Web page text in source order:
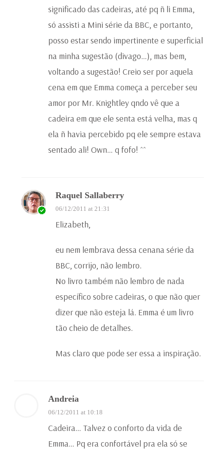
significado das cadeiras, até pq ñ li Emma,
só assisti a Mini série da BBC, e portanto,
posso estar sendo impertinente e superficial
na minha sugestão (divago…), mas bem,
voltando a sugestão! Creio ser por aquela
cena em que Emma começa a perceber seu
amor por Mr. Knightley qndo vê que a
cadeira em que ele senta está velha, mas q
ela ñ havia percebido pq ele sempre estava
sentado ali! Own… q fofo! ^^
Raquel Sallaberry
06/12/2011 at 21:31
Elizabeth,
eu nem lembrava dessa cenana série da
BBC, corrijo, não lembro.
No livro também não lembro de nada
específico sobre cadeiras, o que não quer
dizer que não esteja lá. Emma é um livro
tão cheio de detalhes.
Mas claro que pode ser essa a inspiração.
Andreia
06/12/2011 at 10:18
Cadeira… Talvez o conforto da vida de
Emma… Pq era confortável pra ela só se